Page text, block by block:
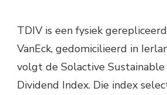
TDIV is een fysiek
VanEck, gedomicilieerd in
volgt de Solactive
Dividend Index. Die index